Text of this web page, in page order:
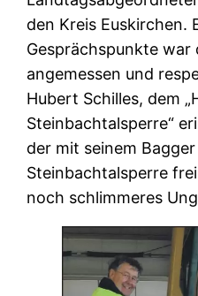
den Kreis Euskirchen.
Gesprächspunkte war
angemessen und
Hubert Schilles, dem
Steinbachtalsperre“
der mit seinem
Steinbachtalsperre
noch schlimmeres